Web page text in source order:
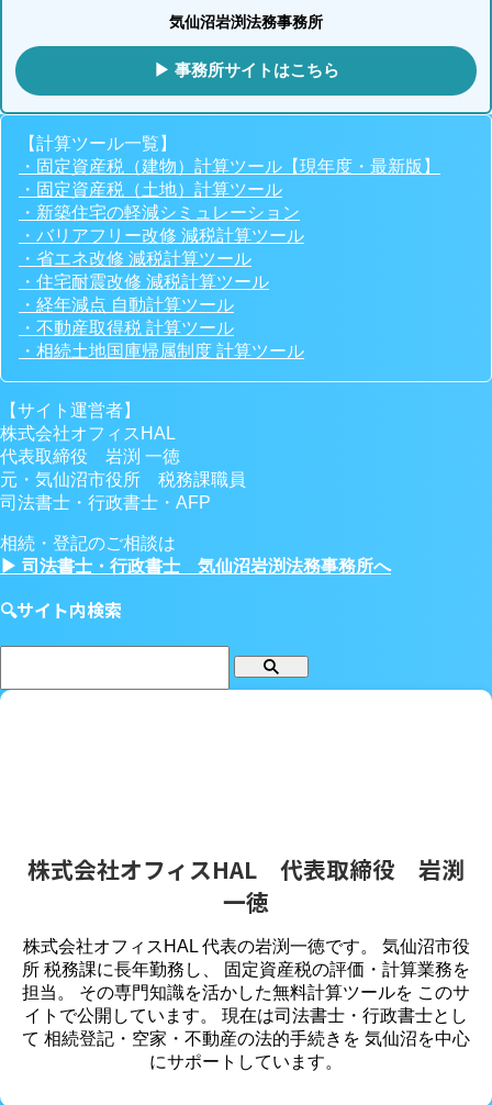
気仙沼岩渕法務事務所
▶ 事務所サイトはこちら
【計算ツール一覧】
・固定資産税（建物）計算ツール【現年度・最新版】
・固定資産税（土地）計算ツール
・新築住宅の軽減シミュレーション
・バリアフリー改修 減税計算ツール
・省エネ改修 減税計算ツール
・住宅耐震改修 減税計算ツール
・経年減点 自動計算ツール
・不動産取得税 計算ツール
・相続土地国庫帰属制度 計算ツール
【サイト運営者】
株式会社オフィスHAL
代表取締役 岩渕 一徳
元・気仙沼市役所 税務課職員
司法書士・行政書士・AFP
相続・登記のご相談は
▶ 司法書士・行政書士 気仙沼岩渕法務事務所へ
🔍サイト内検索
株式会社オフィスHAL 代表取締役 岩渕
一徳
株式会社オフィスHAL 代表の岩渕一徳です。 気仙沼市役
所 税務課に長年勤務し、 固定資産税の評価・計算業務を
担当。 その専門知識を活かした無料計算ツールを このサ
イトで公開しています。 現在は司法書士・行政書士とし
て 相続登記・空家・不動産の法的手続きを 気仙沼を中心
にサポートしています。